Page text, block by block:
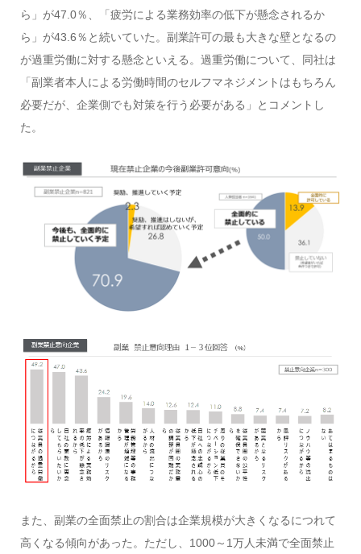
ら」が47.0％、「疲労による業務効率の低下が懸念されるか
ら」が43.6％と続いていた。副業許可の最も大きな壁となるの
が過重労働に対する懸念といえる。過重労働について、同社は
「副業者本人による労働時間のセルフマネジメントはもちろん
必要だが、企業側でも対策を行う必要がある」とコメントし
た。
また、副業の全面禁止の割合は企業規模が大きくなるにつれて
高くなる傾向があった。ただし、1000～1万人未満で全面禁止